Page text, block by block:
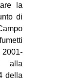
la
di
alla
della